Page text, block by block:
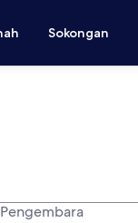
Sokongan
Pengembara